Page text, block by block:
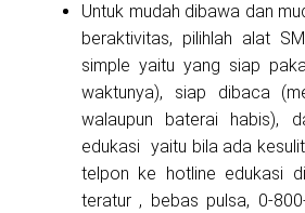
Untuk mudah dibawa dan
beraktivitas, pilihlah alat
simple yaitu yang siap
waktunya), siap dibaca
walaupun baterai habis),
edukasi yaitu bila ada
telpon ke hotline edukasi
teratur , bebas pulsa, 0-